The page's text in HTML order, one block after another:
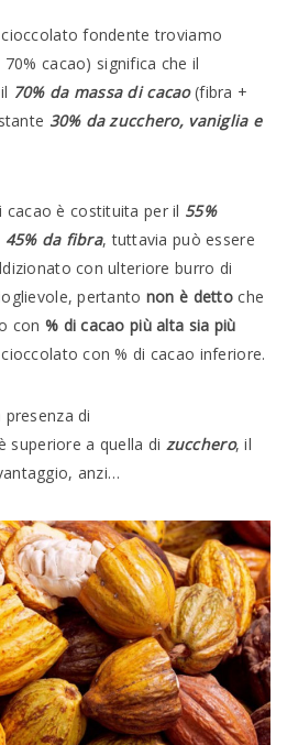
fondente troviamo
70% cacao) significa che il
70% da massa di cacao(fibra +
30% da zucchero, vaniglia e
è costituita per il 55%
45% da fibra, tuttavia può essere
con ulteriore burro di
pertanto non è dettoche
con % di cacao più alta sia più
con % di cacao inferiore.
di
superiore a quella di zucchero, il
anzi…